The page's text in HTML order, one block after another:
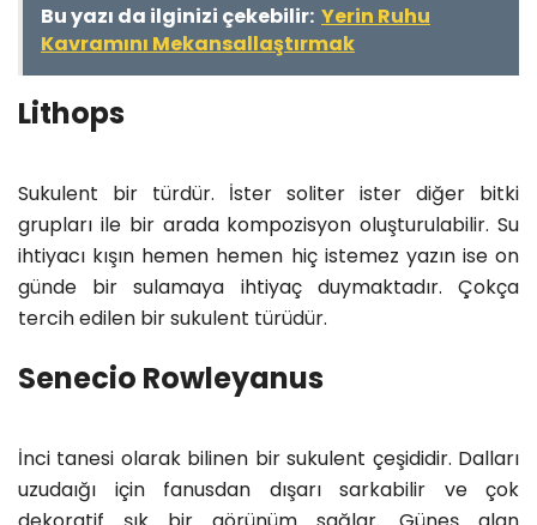
Bu yazı da ilginizi çekebilir: Yerin Ruhu
Kavramını Mekansallaştırmak
Lithops
Sukulent bir türdür. İster soliter ister diğer bitki
grupları ile bir arada kompozisyon oluşturulabilir. Su
ihtiyacı kışın hemen hemen hiç istemez yazın ise on
günde bir sulamaya ihtiyaç duymaktadır. Çokça
tercih edilen bir sukulent türüdür.
Senecio Rowleyanus
İnci tanesi olarak bilinen bir sukulent çeşididir. Dalları
uzudaığı için fanusdan dışarı sarkabilir ve çok